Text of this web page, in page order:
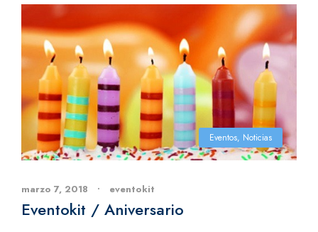
Eventos, Noticias
marzo 7, 2018 • eventokit
Eventokit / Aniversario